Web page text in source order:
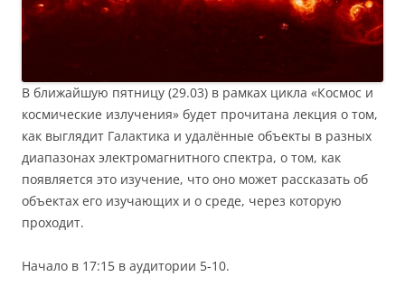
В ближайшую пятницу (29.03) в рамках цикла «Космос и
космические излучения» будет прочитана лекция о том,
как выглядит Галактика и удалённые объекты в разных
диапазонах электромагнитного спектра, о том, как
появляется это изучение, что оно может рассказать об
объектах его изучающих и о среде, через которую
проходит.
Начало в 17:15 в аудитории 5-10.